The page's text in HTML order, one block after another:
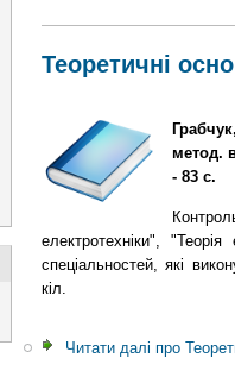
Теоретичні
метод.
- 83 с.
електротехніки",
спеціальностей, які
кіл.
Читати далі про